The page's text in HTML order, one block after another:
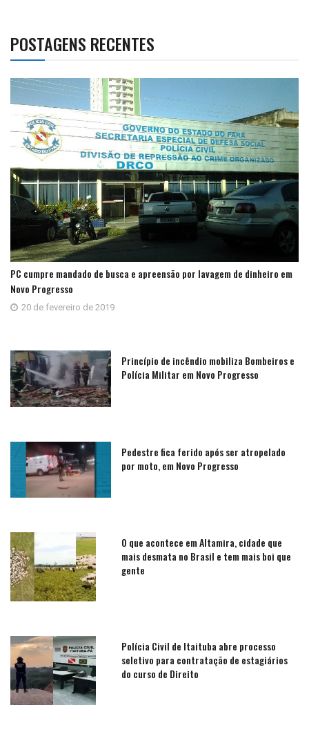
POSTAGENS RECENTES
PC cumpre mandado de busca e apreensão por lavagem de dinheiro em
Novo Progresso
20 de fevereiro de 2019
Princípio de incêndio mobiliza Bombeiros e
Polícia Militar em Novo Progresso
Pedestre fica ferido após ser atropelado
por moto, em Novo Progresso
O que acontece em Altamira, cidade que
mais desmata no Brasil e tem mais boi que
gente
Polícia Civil de Itaituba abre processo
seletivo para contratação de estagiários
do curso de Direito